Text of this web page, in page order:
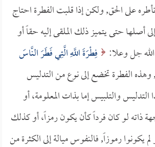
على الحق, ولكن إذا قلبت الفطرة احتاج
أصلها حتى يتميز ذلك الملقى إليه حقاً أو
جل وعلا:
فِطْرَةَ اللَّهِ الَّتِي فَطَرَ النَّاسَ
وهذه الفطرة تخضع إلى نوع من التدليس
والتلبيس إما بذات المعلومة، أو
ذاته لو كان فرداً كأن يكون رمزاً، أو كذلك
لم يكونوا رموزاً, فالنفوس ميالة إلى الكثرة من